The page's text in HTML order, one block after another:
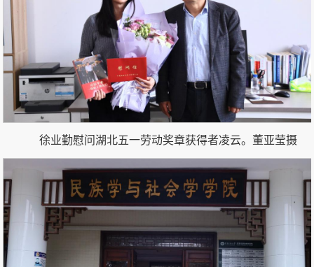
徐业勤慰问湖北五一劳动奖章获得者凌云。 董亚莹摄